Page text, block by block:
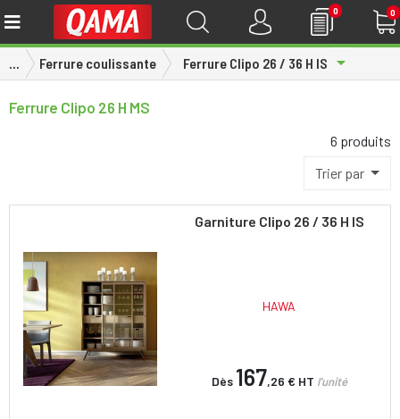
0 0
... Ferrure coulissante Ferrure Clipo 26 / 36 H IS Toggle
Ferrure Clipo 26 H MS
6 produits
Trier par
Garniture Clipo 26 / 36 H IS
HAWA
Dès 167,26 € HT l'unité